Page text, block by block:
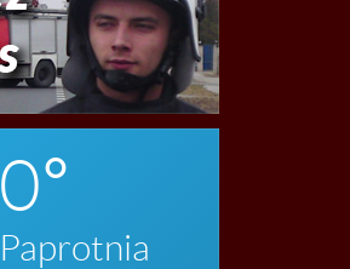
0
Paprotnia